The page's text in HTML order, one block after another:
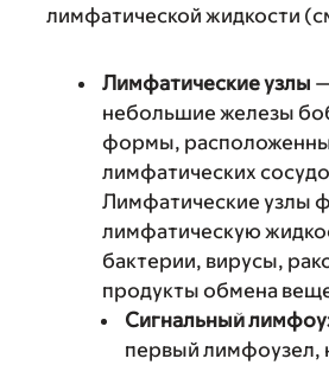
лимфатической жидкости
Лимфатические узлы
небольшие железы
формы,
лимфатических
Лимфатические узлы
лимфатическую
бактерии, вирусы,
продукты обмена
Сигнальный
первый лимфоузел,